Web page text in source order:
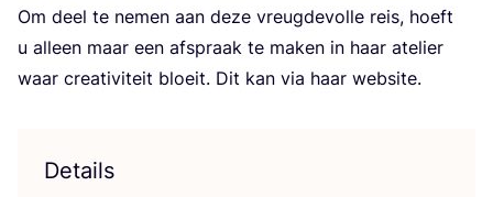
Om deel te nemen aan deze vreug­de­vol­le reis, hoeft
u alleen maar een afspraak te maken in haar ate­lier
waar cre­a­ti­vi­teit bloeit. Dit kan via haar website.
Details